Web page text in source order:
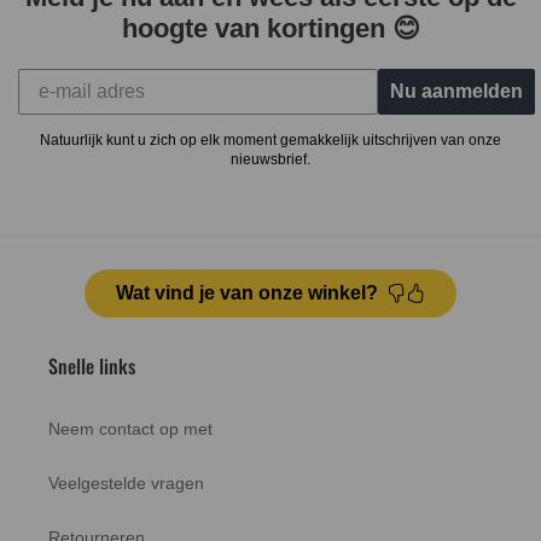
hoogte van kortingen 😊
Nu aanmelden
Natuurlijk kunt u zich op elk moment gemakkelijk uitschrijven van onze
nieuwsbrief.
Wat vind je van onze winkel?
Snelle links
Neem contact op met
Veelgestelde vragen